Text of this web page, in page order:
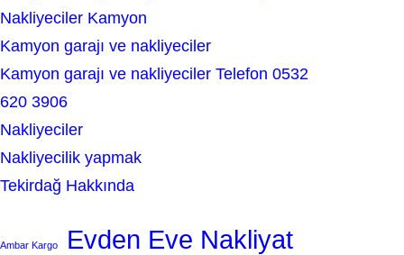
Nakliyeciler Kamyon
Kamyon garajı ve nakliyeciler
Kamyon garajı ve nakliyeciler Telefon 0532
620 3906
Nakliyeciler
Nakliyecilik yapmak
Tekirdağ Hakkında
Ambar Kargo Evden Eve Nakliyat